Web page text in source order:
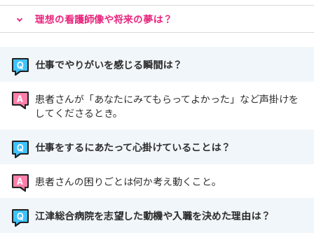
理想の看護師像や将来の夢は？
仕事でやりがいを感じる瞬間は？
患者さんが「あなたにみてもらってよかった」など声掛けを
してくださるとき。
仕事をするにあたって心掛けていることは？
患者さんの困りごとは何か考え動くこと。
江津総合病院を志望した動機や入職を決めた理由は？